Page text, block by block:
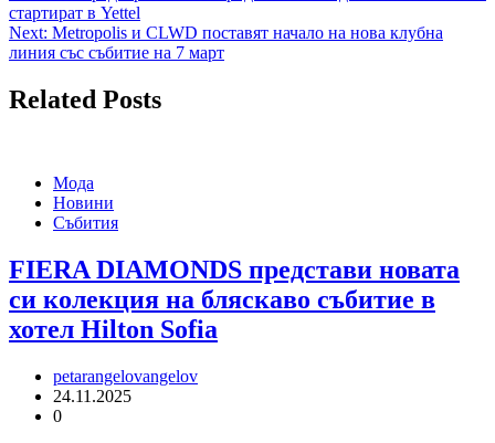
стартират в Yettel
Next: Metropolis и CLWD поставят начало на нова клубна
линия със събитие на 7 март
Related Posts
Мода
Новини
Събития
FIERA DIAMONDS представи новата
си колекция на бляскаво събитие в
хотел Hilton Sofia
petarangelovangelov
24.11.2025
0